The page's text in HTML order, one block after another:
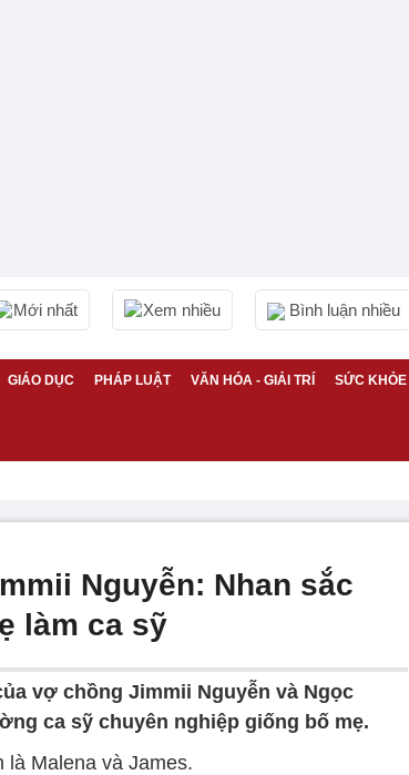
Mới nhất Xem nhiều Bình luận nhiều
GIÁO DỤC PHÁP LUẬT VĂN HÓA - GIẢI TRÍ SỨC KHỎE
Nguyễn: Nhan sắc
làm ca sỹ
vợ chồng Jimmii Nguyễn và Ngọc
ca sỹ chuyên nghiệp giống bố mẹ.
Malena và James.